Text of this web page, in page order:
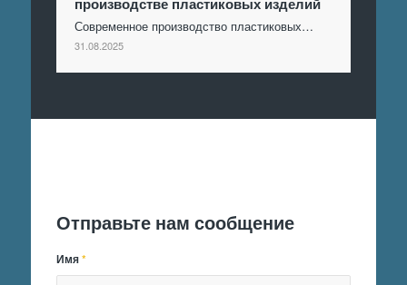
производстве пластиковых изделий
Современное производство пластиковых…
31.08.2025
Отправьте нам сообщение
Имя*